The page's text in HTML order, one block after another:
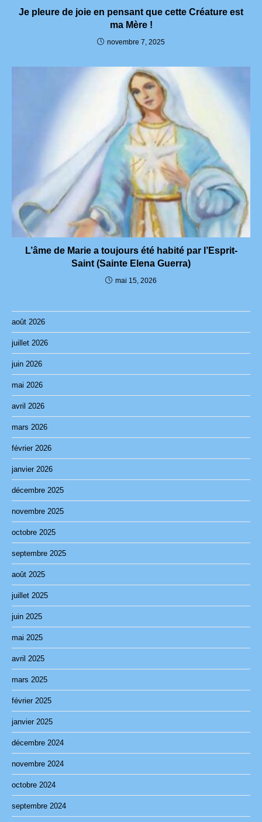
Je pleure de joie en pensant que cette Créature est
ma Mère !
novembre 7, 2025
L’âme de Marie a toujours été habité par l’Esprit-
Saint (Sainte Elena Guerra)
mai 15, 2026
août 2026
juillet 2026
juin 2026
mai 2026
avril 2026
mars 2026
février 2026
janvier 2026
décembre 2025
novembre 2025
octobre 2025
septembre 2025
août 2025
juillet 2025
juin 2025
mai 2025
avril 2025
mars 2025
février 2025
janvier 2025
décembre 2024
novembre 2024
octobre 2024
septembre 2024